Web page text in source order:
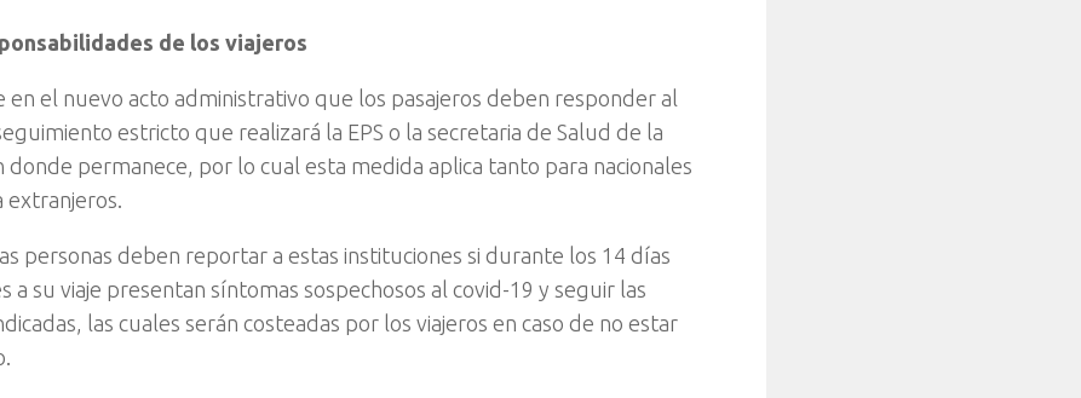
de los viajeros
en el nuevo acto administrativo que los pasajeros deben responder al
estricto que realizará la EPS o la secretaria de Salud de la
donde permanece, por lo cual esta medida aplica tanto para nacionales
extranjeros.
personas deben reportar a estas instituciones si durante los 14 días
a su viaje presentan síntomas sospechosos al covid-19 y seguir las
las cuales serán costeadas por los viajeros en caso de no estar